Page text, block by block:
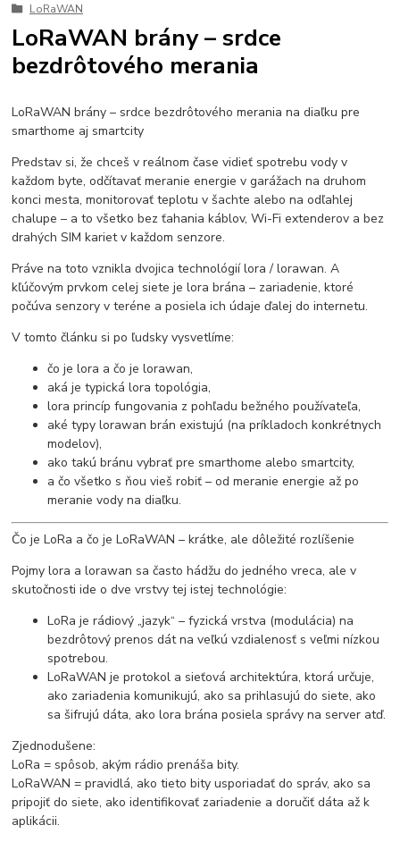
LoRaWAN
LoRaWAN brány – srdce
bezdrôtového merania
LoRaWAN brány – srdce bezdrôtového merania na diaľku pre
smarthome aj smartcity
Predstav si, že chceš v reálnom čase vidieť spotrebu vody v
každom byte, odčítavať meranie energie v garážach na druhom
konci mesta, monitorovať teplotu v šachte alebo na odľahlej
chalupe – a to všetko bez ťahania káblov, Wi-Fi extenderov a bez
drahých SIM kariet v každom senzore.
Práve na toto vznikla dvojica technológií lora / lorawan. A
kľúčovým prvkom celej siete je lora brána – zariadenie, ktoré
počúva senzory v teréne a posiela ich údaje ďalej do internetu.
V tomto článku si po ľudsky vysvetlíme:
čo je lora a čo je lorawan,
aká je typická lora topológia,
lora princíp fungovania z pohľadu bežného používateľa,
aké typy lorawan brán existujú (na príkladoch konkrétnych
modelov),
ako takú bránu vybrať pre smarthome alebo smartcity,
a čo všetko s ňou vieš robiť – od meranie energie až po
meranie vody na diaľku.
Čo je LoRa a čo je LoRaWAN – krátke, ale dôležité rozlíšenie
Pojmy lora a lorawan sa často hádžu do jedného vreca, ale v
skutočnosti ide o dve vrstvy tej istej technológie:
LoRa je rádiový „jazyk“ – fyzická vrstva (modulácia) na
bezdrôtový prenos dát na veľkú vzdialenosť s veľmi nízkou
spotrebou.
LoRaWAN je protokol a sieťová architektúra, ktorá určuje,
ako zariadenia komunikujú, ako sa prihlasujú do siete, ako
sa šifrujú dáta, ako lora brána posiela správy na server atď.
Zjednodušene:
LoRa = spôsob, akým rádio prenáša bity.
LoRaWAN = pravidlá, ako tieto bity usporiadať do správ, ako sa
pripojiť do siete, ako identifikovať zariadenie a doručiť dáta až k
aplikácii.